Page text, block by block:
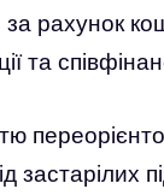
рахунок
та
застарілих